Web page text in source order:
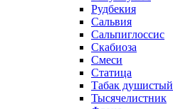
Рудбекия
Сальвия
Сальпиглоссис
Скабиоза
Смеси
Статица
Табак душистый
Тысячелистник